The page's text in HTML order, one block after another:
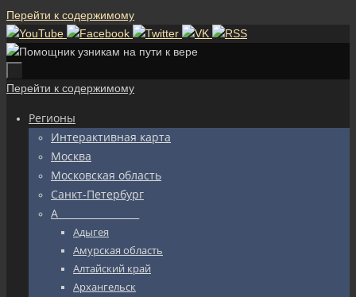
Перейти к содержимому
Перейти к содержимому
Регионы
Интерактивная карта
Москва
Московская область
Санкт-Петербург
А_________________
Адыгея
Амурская область
Алтайский край
Архангельск